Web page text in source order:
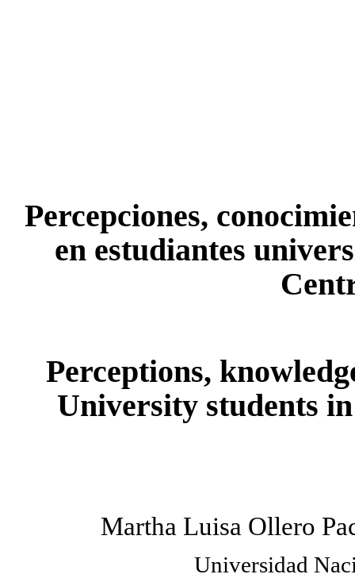
Percepciones,
en estudiantes
Perceptions,
University students
Martha Luisa Ollero
Universidad